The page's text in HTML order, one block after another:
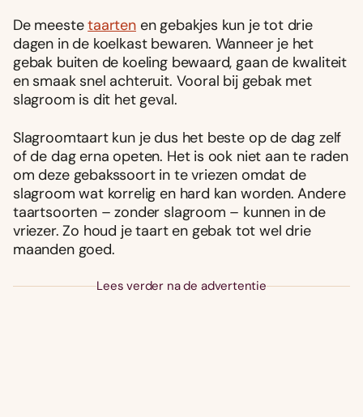
De meestetaartenen gebakjes kun je tot drie
dagen in de koelkast bewaren. Wanneer je het
gebak buiten de koeling bewaard, gaan de kwaliteit
en smaak snel achteruit. Vooral bij gebak met
slagroom is dit het geval.
Slagroomtaart kun je dus het beste op de dag zelf
of de dag erna opeten. Het is ook niet aan te raden
om deze gebakssoort in te vriezen omdat de
slagroom wat korrelig en hard kan worden. Andere
taartsoorten – zonder slagroom – kunnen in de
vriezer. Zo houd je taart en gebak tot wel drie
maanden goed.
Lees verder na de advertentie